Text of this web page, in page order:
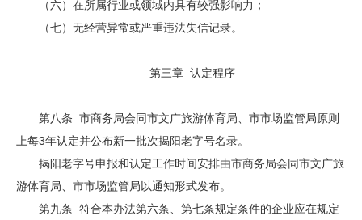
（六）在所属行业或领域内具有较强影响力；
（七）无经营异常或严重违法失信记录。
第三章 认定程序
第八条 市商务局会同市文广旅游体育局、市市场监管局原则
上每3年认定并公布新一批次揭阳老字号名录。
揭阳老字号申报和认定工作时间安排由市商务局会同市文广旅
游体育局、市市场监管局以通知形式发布。
第九条 符合本办法第六条、第七条规定条件的企业应在规定